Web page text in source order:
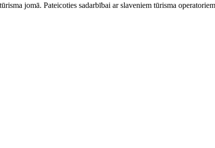
jomā. Pateicoties sadarbībai ar slaveniem tūrisma